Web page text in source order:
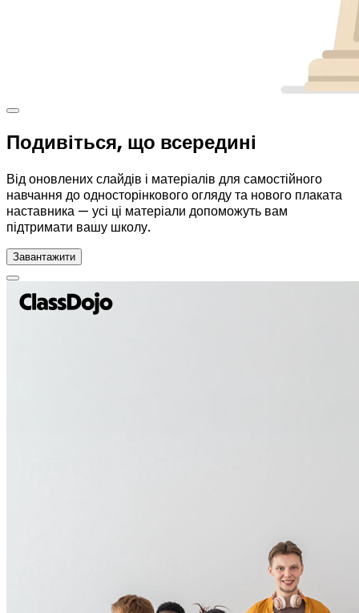
Подивіться, що всередині
Від оновлених слайдів і матеріалів для самостійного
навчання до односторінкового огляду та нового плаката
наставника — усі ці матеріали допоможуть вам
підтримати вашу школу.
Завантажити